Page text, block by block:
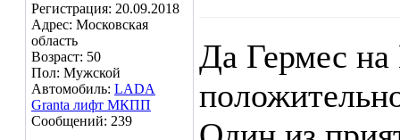
Регистрация: 20.09.2018
Адрес: Московская
область
Возраст: 50
Пол: Мужской
Автомобиль: LADA
Granta лифт МКПП
Сообщений: 239
Да Гермес на